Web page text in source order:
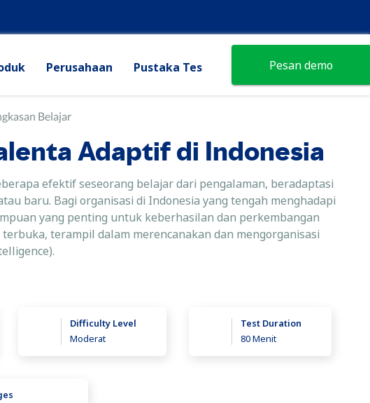
Perusahaan Pustaka Tes Pesan demo
Belajar
Adaptif di Indonesia
efektif seseorang belajar dari pengalaman, beradaptasi
baru. Bagi organisasi di Indonesia yang tengah menghadapi
yang penting untuk keberhasilan dan perkembangan
terampil dalam merencanakan dan mengorganisasi
Difficulty Level
Moderat
Test Duration
80 Menit